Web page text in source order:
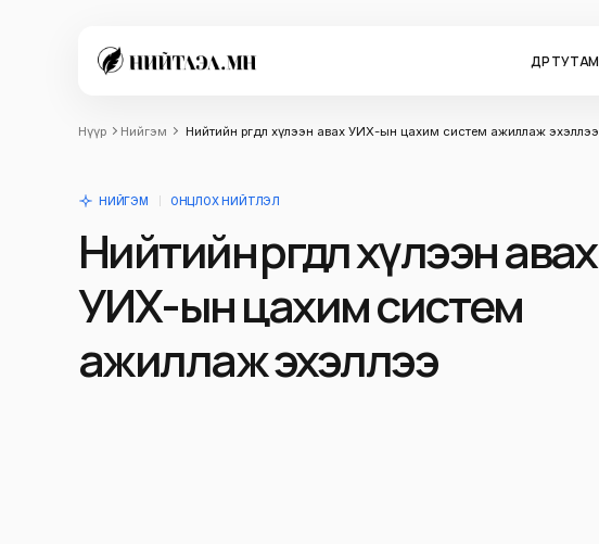
ӨДӨР ТУТАМ
Нүүр Нийгэм Нийтийн өргөдөл хүлээн авах УИХ-ын цахим систем ажиллаж эхэллээ
НИЙГЭМ ОНЦЛОХ НИЙТЛЭЛ
Нийтийн өргөдөл хүлээн авах
УИХ-ын цахим систем
ажиллаж эхэллээ